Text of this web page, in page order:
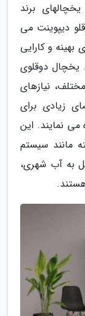
برند
دیپوینت می
بهینه و کارایی
یخچال دوقلوی
نیازهای
زیادی برای
می نمایند. این
مانند سیستم
به آب شهری،